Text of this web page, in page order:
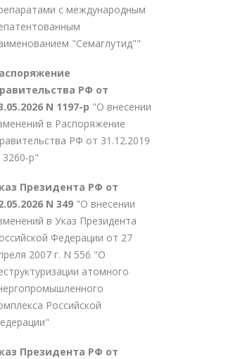
с международным
"Семаглутид""
РФ от
N 1197-р "О внесении
в Распоряжение
РФ от 31.12.2019
3260-р"
Президента РФ от
N 349 "О внесении
в Указ Президента
Федерации от 27
2007 г. N 556 "О
атомного
Российской
Президента РФ от